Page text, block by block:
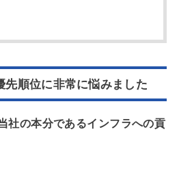
順位に非常に悩みました
社の本分であるインフラへの貢